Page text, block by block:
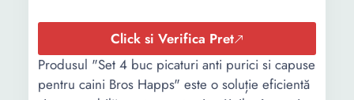
Click si Verifica Pret
Produsul "Set 4 buc picaturi anti purici si capuse
pentru caini Bros Happs" este o soluție eficientă